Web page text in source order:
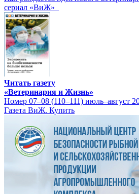
сериал «ВиЖ»
Читать газету
«Ветеринария и Жизнь»
Номер 07–08 (110–111) июль–август
Газета ВиЖ. Купить